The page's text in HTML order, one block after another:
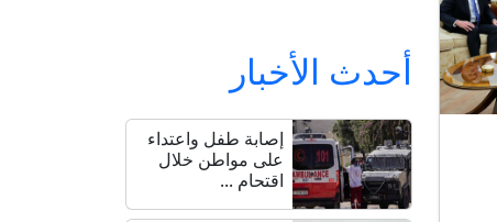
أحدث الأخبار
إصابة طفل واعتداء
على مواطن خلال
اقتحام ...